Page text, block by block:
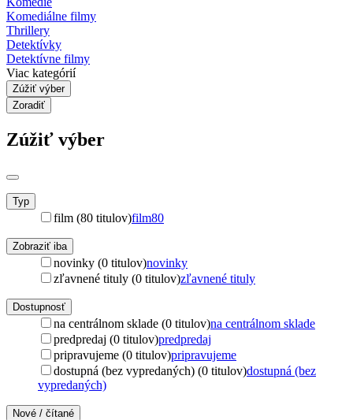
Komediálne filmy
Thrillery
Detektívky
Detektívne filmy
Viac kategórií
Zúžiť výber
Zoradiť
Zúžiť výber
Typ
film (80 titulov)film80
Zobraziť iba
novinky (0 titulov)novinky
zľavnené tituly (0 titulov)zľavnené tituly
Dostupnosť
na centrálnom sklade (0 titulov)na centrálnom sklade
predpredaj (0 titulov)predpredaj
pripravujeme (0 titulov)pripravujeme
dostupná (bez vypredaných) (0 titulov)dostupná (bez
vypredaných)
Nové / čítané